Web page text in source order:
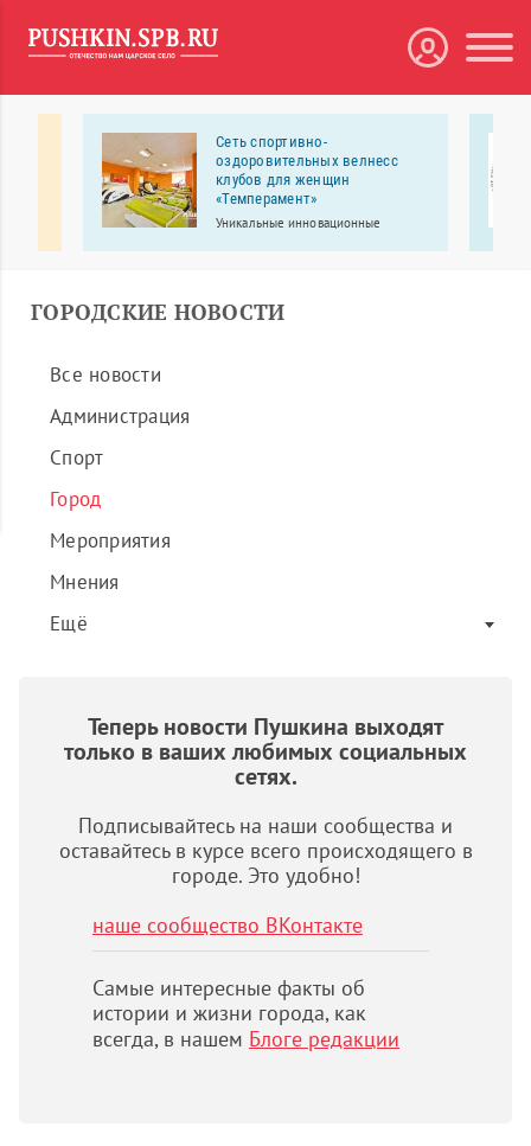
Сеть спортивно-
оздоровительных велнесс
клубов для женщин
«Темперамент»
Уникальные инновационные
ГОРОДСКИЕ НОВОСТИ
Все новости
Администрация
Спорт
Город
Мероприятия
Мнения
Ещё
Теперь новости Пушкина выходят
только в ваших любимых социальных
сетях.
Подписывайтесь на наши сообщества и
оставайтесь в курсе всего происходящего в
городе. Это удобно!
наше сообщество ВКонтакте
Самые интересные факты об
истории и жизни города, как
всегда, в нашем Блоге редакции